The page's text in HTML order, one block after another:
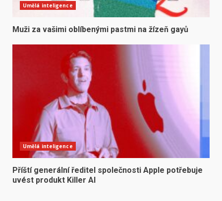
Umělá inteligence
Muži za vašimi oblíbenými pastmi na žízeň gayů
Umělá inteligence
Příští generální ředitel společnosti Apple potřebuje
uvést produkt Killer AI